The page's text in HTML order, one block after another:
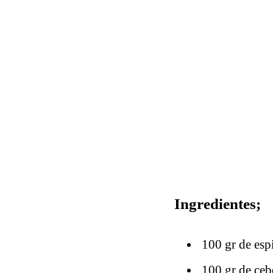
Ingredientes;
100 gr de
100 gr de